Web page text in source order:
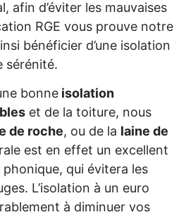
afin d’éviter les mauvaises
RGE vous prouve notre
bénéficier d’une isolation
sérénité.
bonne isolation
et de la toiture, nous
de roche, ou de la laine de
est en effet un excellent
qui évitera les
L’isolation à un euro
à diminuer vos